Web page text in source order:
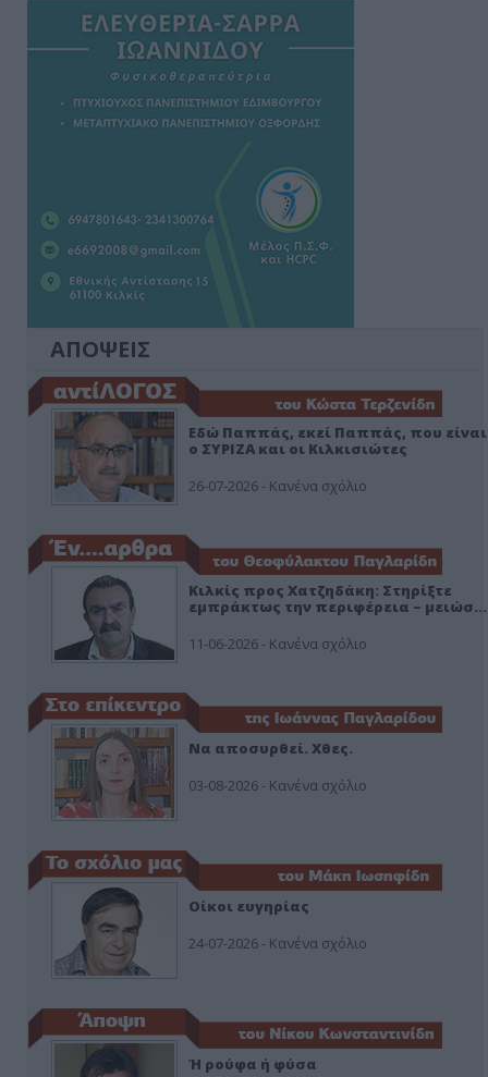
ΑΠΟΨΕΙΣ
Εδώ Παππάς, εκεί Παππάς, που είναι
ο ΣΥΡΙΖΑ και οι Κιλκισιώτες
26-07-2026 - Κανένα σχόλιο
Κιλκίς προς Χατζηδάκη: Στηρίξτε
εμπράκτως την περιφέρεια – μειώσ…
11-06-2026 - Κανένα σχόλιο
Να αποσυρθεί. Χθες.
03-08-2026 - Κανένα σχόλιο
Οίκοι ευγηρίας
24-07-2026 - Κανένα σχόλιο
Ή ρούφα ή φύσα